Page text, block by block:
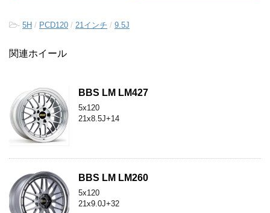
- 5H / PCD120 / 21インチ / 9.5J
関連ホイール
BBS LM LM427
5x120
21x8.5J+14
BBS LM LM260
5x120
21x9.0J+32